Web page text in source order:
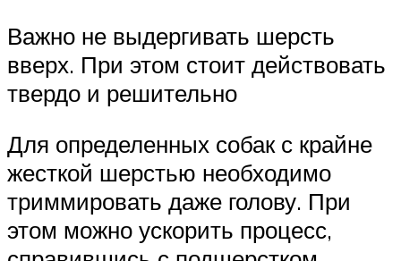
Важно не выдергивать шерсть
вверх. При этом стоит действовать
твердо и решительно
Для определенных собак с крайне
жесткой шерстью необходимо
триммировать даже голову. При
этом можно ускорить процесс,